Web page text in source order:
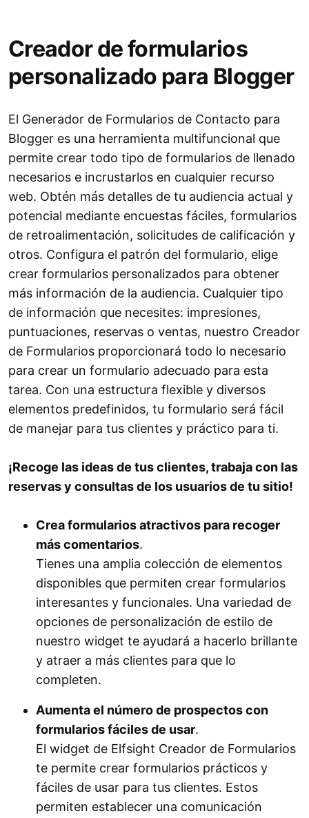
Creador de formularios
personalizado para Blogger
El Generador de Formularios de Contacto para
Blogger es una herramienta multifuncional que
permite crear todo tipo de formularios de llenado
necesarios e incrustarlos en cualquier recurso
web. Obtén más detalles de tu audiencia actual y
potencial mediante encuestas fáciles, formularios
de retroalimentación, solicitudes de calificación y
otros. Configura el patrón del formulario, elige
crear formularios personalizados para obtener
más información de la audiencia. Cualquier tipo
de información que necesites: impresiones,
puntuaciones, reservas o ventas, nuestro Creador
de Formularios proporcionará todo lo necesario
para crear un formulario adecuado para esta
tarea. Con una estructura flexible y diversos
elementos predefinidos, tu formulario será fácil
de manejar para tus clientes y práctico para ti.
¡Recoge las ideas de tus clientes, trabaja con las
reservas y consultas de los usuarios de tu sitio!
Crea formularios atractivos para recoger
más comentarios.
Tienes una amplia colección de elementos
disponibles que permiten crear formularios
interesantes y funcionales. Una variedad de
opciones de personalización de estilo de
nuestro widget te ayudará a hacerlo brillante
y atraer a más clientes para que lo
completen.
Aumenta el número de prospectos con
formularios fáciles de usar.
El widget de Elfsight Creador de Formularios
te permite crear formularios prácticos y
fáciles de usar para tus clientes. Estos
permiten establecer una comunicación